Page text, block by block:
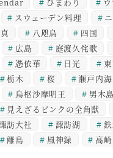
スウェーデン料理
八咫烏 四国
広島 庭渡久侘歌
憑依華 日光
栃木 桜
瀬戸内海
烏枢沙摩明王 男木島
見えざるピンクの全角獣
訪大社 諏訪湖
離島 風神録 高崎